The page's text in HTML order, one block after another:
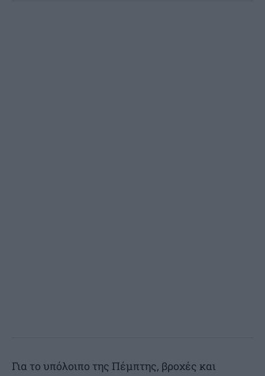
Για το υπόλοιπο της Πέμπτης, βροχές και